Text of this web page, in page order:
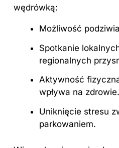
wędrówką:
Możliwość
Spotkanie
regionalnych
Aktywność
wpływa na zdrowie.
Uniknięcie stresu
parkowaniem.